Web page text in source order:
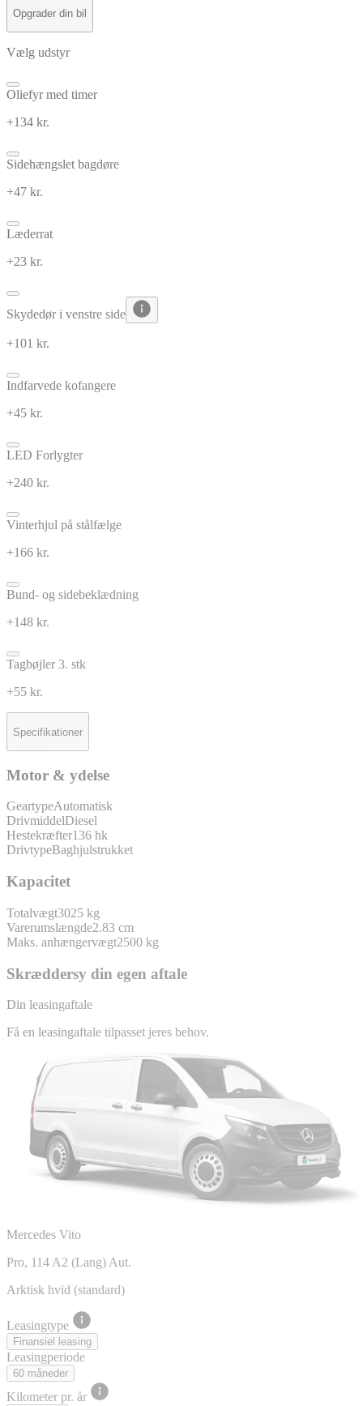
Opgrader din bil
Vælg udstyr
Oliefyr med timer
+134 kr.
Sidehængslet bagdøre
+47 kr.
Læderrat
+23 kr.
Skydedør i venstre side
+101 kr.
Indfarvede kofangere
+45 kr.
LED Forlygter
+240 kr.
Vinterhjul på stålfælge
+166 kr.
Bund- og sidebeklædning
+148 kr.
Tagbøjler 3. stk
+55 kr.
Specifikationer
Motor & ydelse
GeartypeAutomatisk
DrivmiddelDiesel
Hestekræfter136 hk
DrivtypeBaghjulstrukket
Kapacitet
Totalvægt3025 kg
Varerumslængde2.83 cm
Maks. anhængervægt2500 kg
Skræddersy din egen aftale
Din leasingaftale
Få en leasingaftale tilpasset jeres behov.
Mercedes Vito
Pro, 114 A2 (Lang) Aut.
Arktisk hvid (standard)
Leasingtype
Finansiel leasing
Leasingperiode
60 måneder
Kilometer pr. år